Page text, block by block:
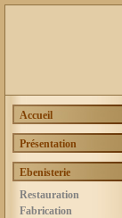
Accueil
Présentation
Ebenisterie
Restauration
Fabrication